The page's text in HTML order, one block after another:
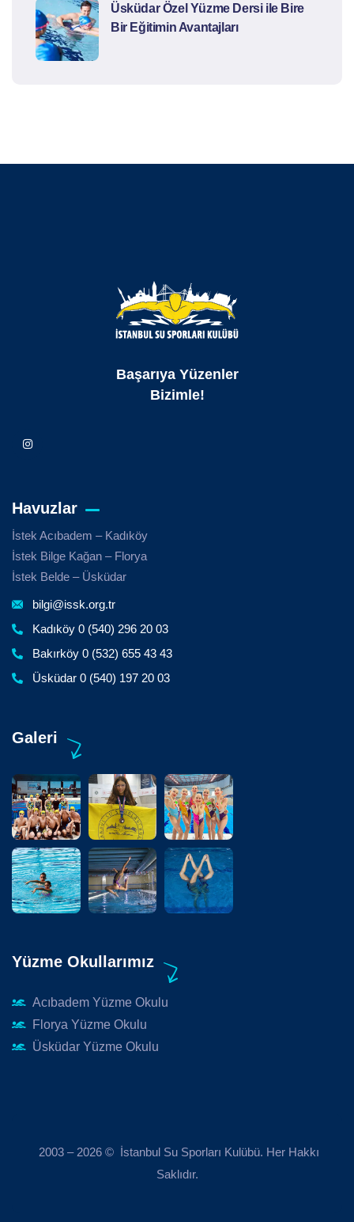
Üsküdar Özel Yüzme Dersi ile Bire
Bir Eğitimin Avantajları
Başarıya Yüzenler
Bizimle!
Havuzlar
İstek Acıbadem – Kadıköy
İstek Bilge Kağan – Florya
İstek Belde – Üsküdar
bilgi@issk.org.tr
Kadıköy 0 (540) 296 20 03
Bakırköy 0 (532) 655 43 43
Üsküdar 0 (540) 197 20 03
Galeri
Yüzme Okullarımız
Acıbadem Yüzme Okulu
Florya Yüzme Okulu
Üsküdar Yüzme Okulu
2003 – 2026 © İstanbul Su Sporları Kulübü. Her Hakkı
Saklıdır.